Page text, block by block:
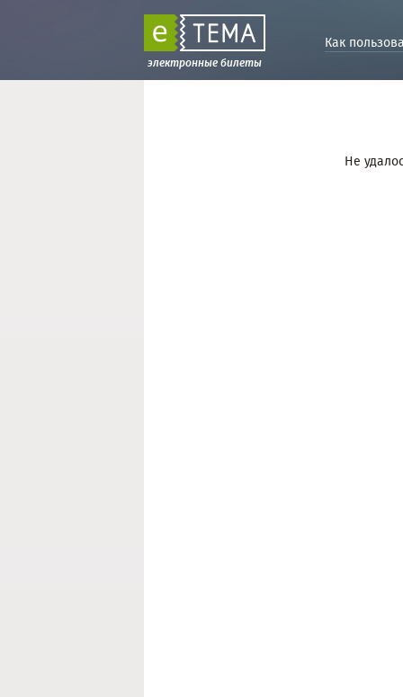
электронные билеты
Как
Не